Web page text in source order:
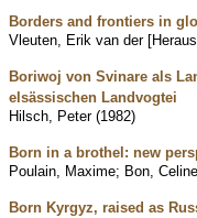
Borders and frontiers in
Vleuten, Erik van der
Boriwoj von Svinare als
elsässischen Landvogtei
Hilsch, Peter (1982)
Born in a brothel: new
Poulain, Maxime; Bon, Celine
Born Kyrgyz, raised as